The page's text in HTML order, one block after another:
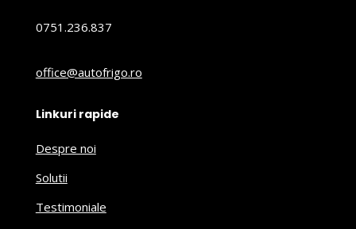
0751.236.837
office@autofrigo.ro
Linkuri rapide
Despre noi
Solutii
Testimoniale